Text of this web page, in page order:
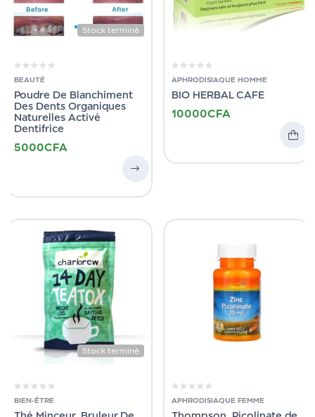
Stock terminé
BEAUTÉ
Poudre De Blanchiment
Des Dents Organiques
Naturelles Activé
Dentifrice
5000CFA
APHRODISIAQUE HOMME
BIO HERBAL CAFE
10000CFA
Stock terminé
BIEN-ÊTRE APHRODISIAQUE FEMME